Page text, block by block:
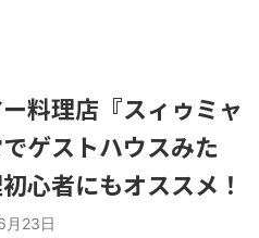
料理店『スィゥミャ
ゲストハウスみた
心者にもオススメ！
月23日